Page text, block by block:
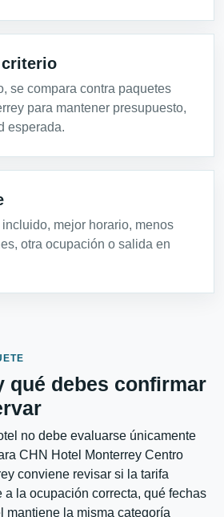
criterio
se compara contra paquetes
para mantener presupuesto,
esperada.
mejor horario, menos
otra ocupación o salida en
qué debes confirmar
no debe evaluarse únicamente
CHN Hotel Monterrey Centro
conviene revisar si la tarifa
a la ocupación correcta, qué fechas
mantiene la misma categoría